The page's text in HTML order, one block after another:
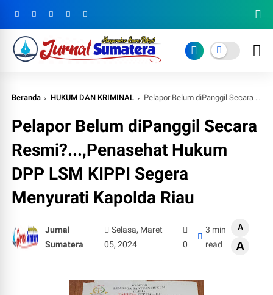
Beranda HUKUM DAN KRIMINAL Pelapor Belum diPanggil Secara Resmi?...,Penasehat Hukum DPP LSM KIPPI Segera Menyurati Kapolda Riau
Pelapor Belum diPanggil Secara
Resmi?...,Penasehat Hukum
DPP LSM KIPPI Segera
Menyurati Kapolda Riau
Jurnal
Sumatera
Selasa, Maret
05, 2024
0
3 min
read
A
A